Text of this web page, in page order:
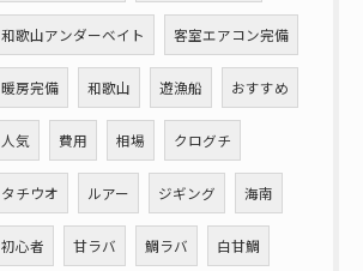
和歌山アンダーベイト 客室エアコン完備
暖房完備 和歌山 遊漁船 おすすめ
人気 費用 相場 クログチ
タチウオ ルアー ジギング 海南
初心者 甘ラバ 鯛ラバ 白甘鯛